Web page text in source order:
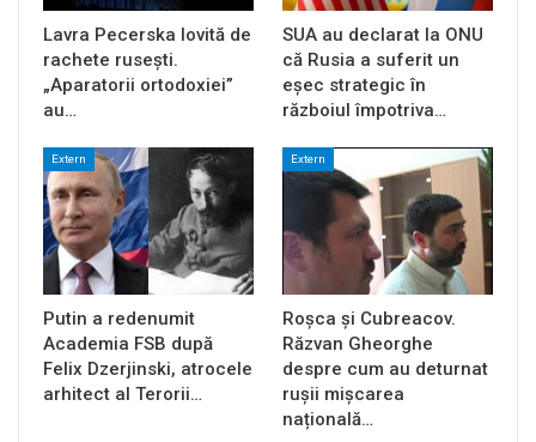
Lavra Pecerska lovită de
rachete rusești.
„Aparatorii ortodoxiei”
au…
SUA au declarat la ONU
că Rusia a suferit un
eșec strategic în
războiul împotriva…
Extern
Putin a redenumit
Academia FSB după
Felix Dzerjinski, atrocele
arhitect al Terorii…
Extern
Roșca și Cubreacov.
Răzvan Gheorghe
despre cum au deturnat
rușii mișcarea
națională…